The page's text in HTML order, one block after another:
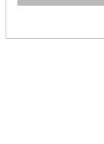
yetersiz gördüğünüz